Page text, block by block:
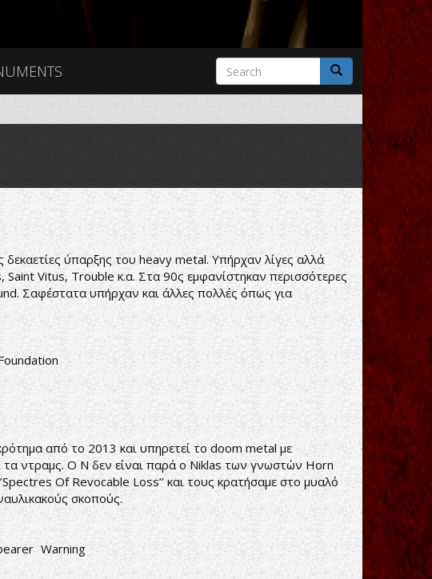
Search
form
Search
ύπαρξης του heavy metal. Υπήρχαν λίγες αλλά
Vitus, Trouble κ.α. Στα 90ς εμφανίστηκαν περισσότερες
Σαφέστατα υπήρχαν και άλλες πολλές όπως για
από το 2013 και υπηρετεί το doom metal με
τα ντραμς. Ο N δεν είναι παρά ο Niklas των γνωστών Horn
Of Revocable Loss’’ και τους κρατήσαμε στο μυαλό
σκοπούς.
Warning